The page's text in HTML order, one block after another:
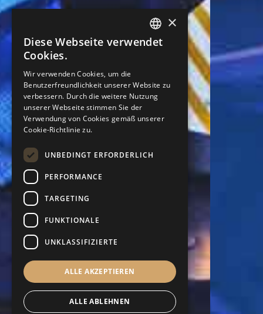
ENGLISH
ITALIAN
SPANISH
×
Diese Webseite verwendet
Cookies.
Wir verwenden Cookies, um die
Benutzerfreundlichkeit unserer Website zu
verbessern. Durch die weitere Nutzung
unserer Webseite stimmen Sie der
Verwendung von Cookies gemäß unserer
Cookie-Richtlinie zu.
UNBEDINGT ERFORDERLICH
PERFORMANCE
TARGETING
FUNKTIONALE
UNKLASSIFIZIERTE
ALLE AKZEPTIEREN
ALLE ABLEHNEN